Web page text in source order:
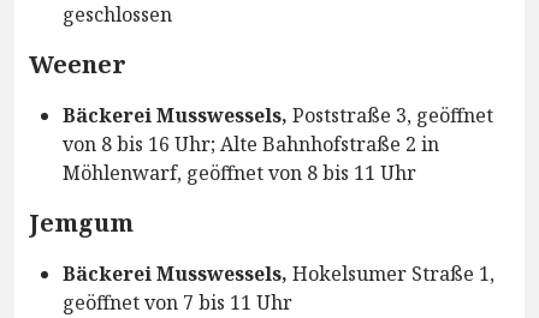
geschlossen
Weener
Bäckerei Musswessels, Poststraße 3, geöffnet
von 8 bis 16 Uhr; Alte Bahnhofstraße 2 in
Möhlenwarf, geöffnet von 8 bis 11 Uhr
Jemgum
Bäckerei Musswessels, Hokelsumer Straße 1,
geöffnet von 7 bis 11 Uhr